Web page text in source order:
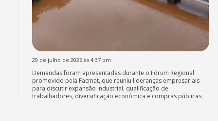
29 de julho de 2026 às 4:37 pm
Demandas foram apresentadas durante o Fórum Regional
promovido pela Facmat, que reuniu lideranças empresariais
para discutir expansão industrial, qualificação de
trabalhadores, diversificação econômica e compras públicas.